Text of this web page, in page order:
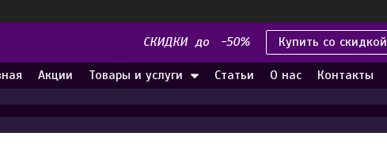
СКИДКИ до -50% Купить со скидкой
Акции Товары и услуги Статьи О нас Контакты